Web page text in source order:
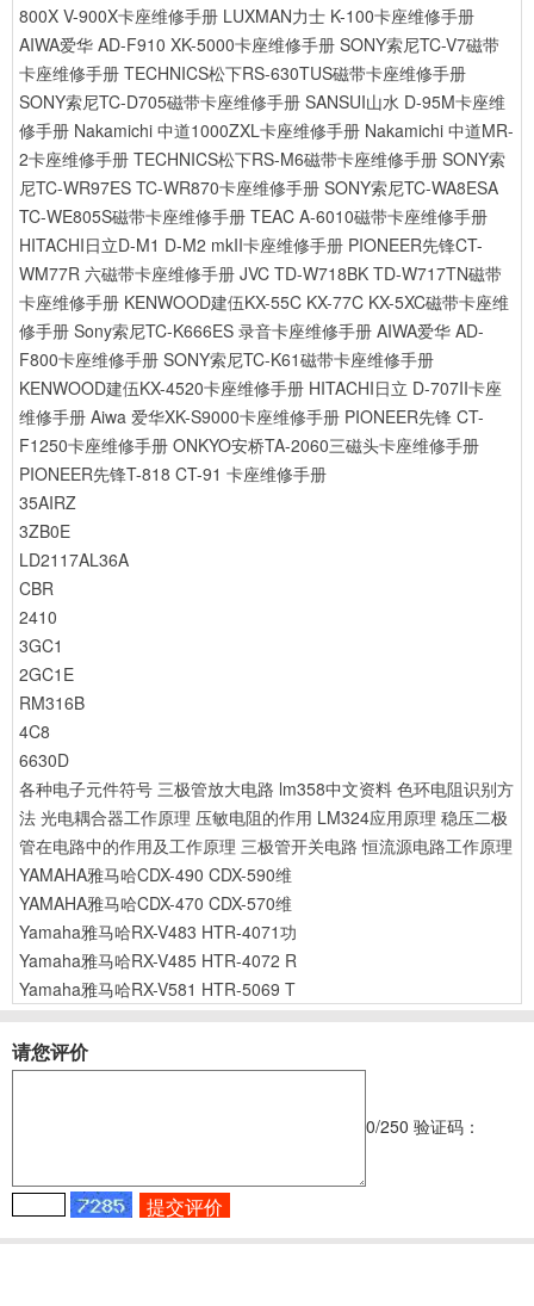
800X V-900X卡座维修手册 LUXMAN力士 K-100卡座维修手册
AIWA爱华 AD-F910 XK-5000卡座维修手册 SONY索尼TC-V7磁带
卡座维修手册 TECHNICS松下RS-630TUS磁带卡座维修手册
SONY索尼TC-D705磁带卡座维修手册 SANSUI山水 D-95M卡座维
修手册 Nakamichi 中道1000ZXL卡座维修手册 Nakamichi 中道MR-
2卡座维修手册 TECHNICS松下RS-M6磁带卡座维修手册 SONY索
尼TC-WR97ES TC-WR870卡座维修手册 SONY索尼TC-WA8ESA
TC-WE805S磁带卡座维修手册 TEAC A-6010磁带卡座维修手册
HITACHI日立D-M1 D-M2 mkII卡座维修手册 PIONEER先锋CT-
WM77R 六磁带卡座维修手册 JVC TD-W718BK TD-W717TN磁带
卡座维修手册 KENWOOD建伍KX-55C KX-77C KX-5XC磁带卡座维
修手册 Sony索尼TC-K666ES 录音卡座维修手册 AIWA爱华 AD-
F800卡座维修手册 SONY索尼TC-K61磁带卡座维修手册
KENWOOD建伍KX-4520卡座维修手册 HITACHI日立 D-707II卡座
维修手册 Aiwa 爱华XK-S9000卡座维修手册 PIONEER先锋 CT-
F1250卡座维修手册 ONKYO安桥TA-2060三磁头卡座维修手册
PIONEER先锋T-818 CT-91 卡座维修手册
35AIRZ
3ZB0E
LD2117AL36A
CBR
2410
3GC1
2GC1E
RM316B
4C8
6630D
各种电子元件符号 三极管放大电路 lm358中文资料 色环电阻识别方
法 光电耦合器工作原理 压敏电阻的作用 LM324应用原理 稳压二极
管在电路中的作用及工作原理 三极管开关电路 恒流源电路工作原理
YAMAHA雅马哈CDX-490 CDX-590维
YAMAHA雅马哈CDX-470 CDX-570维
Yamaha雅马哈RX-V483 HTR-4071功
Yamaha雅马哈RX-V485 HTR-4072 R
Yamaha雅马哈RX-V581 HTR-5069 T
请您评价
0/250 验证码：